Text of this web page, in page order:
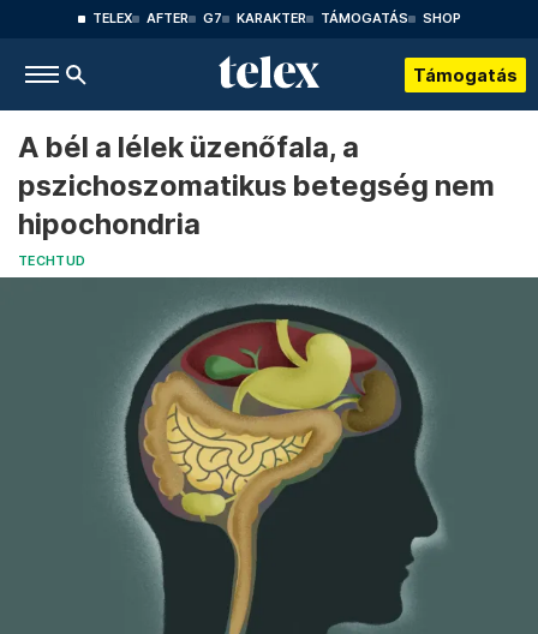
TELEX AFTER G7 KARAKTER TÁMOGATÁS SHOP
Támogatás
A bél a lélek üzenőfala, a
pszichoszomatikus betegség nem
hipochondria
TECHTUD